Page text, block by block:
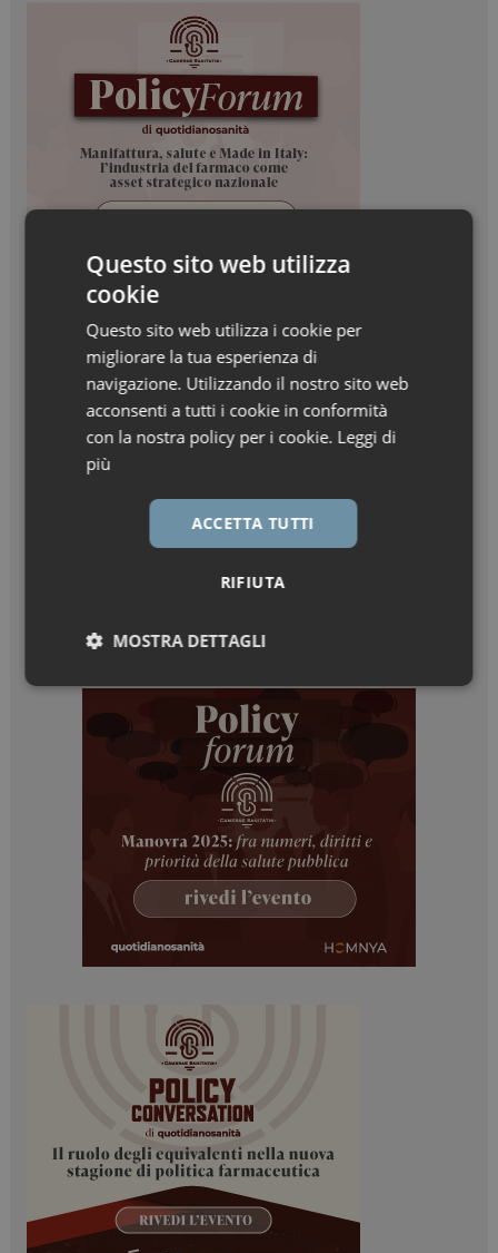
Questo sito web utilizza
cookie
Questo sito web utilizza i cookie per
migliorare la tua esperienza di
navigazione. Utilizzando il nostro sito web
acconsenti a tutti i cookie in conformità
con la nostra policy per i cookie. Leggi di
più
ACCETTA TUTTI
RIFIUTA
MOSTRA DETTAGLI
Necessari Marketing
Necessari Marketing
I cookie necessari contribuiscono a rendere fruibile il
sito web abilitandone funzionalità di base quali la
navigazione sulle pagine e l'accesso alle aree
protette del sito. Il sito web non è in grado di
funzionare correttamente senza questi cookie.